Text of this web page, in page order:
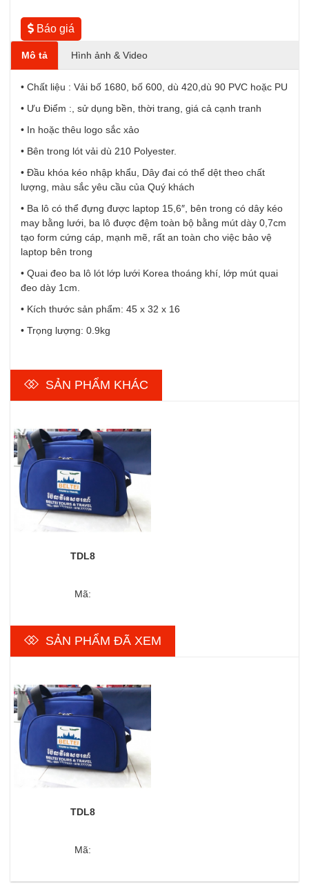
Báo giá
Mô tả Hình ảnh & Video
• Chất liệu : Vải bố 1680, bố 600, dù 420,dù 90 PVC hoặc PU
• Ưu Điểm :, sử dụng bền, thời trang, giá cả cạnh tranh
• In hoặc thêu logo sắc xảo
• Bên trong lót vải dù 210 Polyester.
• Đầu khóa kéo nhập khẩu, Dây đai có thể dệt theo chất
lượng, màu sắc yêu cầu của Quý khách
• Ba lô có thể đựng được laptop 15,6″, bên trong có dây kéo
may bằng lưới, ba lô được đệm toàn bộ bằng mút dày 0,7cm
tạo form cứng cáp, mạnh mẽ, rất an toàn cho việc bảo vệ
laptop bên trong
• Quai đeo ba lô lót lớp lưới Korea thoáng khí, lớp mút quai
đeo dày 1cm.
• Kích thước sản phẩm: 45 x 32 x 16
• Trọng lượng: 0.9kg
SẢN PHẨM KHÁC
TDL8
Mã:
SẢN PHẨM ĐÃ XEM
TDL8
Mã: